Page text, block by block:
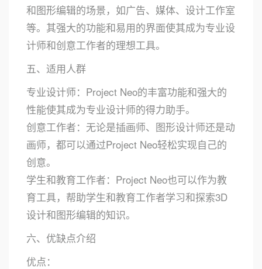
和图形编辑的场景，如广告、媒体、设计工作室
等。其强大的功能和易用的界面使其成为专业设
计师和创意工作者的理想工具。
五、适用人群
专业设计师：Project Neo的丰富功能和强大的
性能使其成为专业设计师的得力助手。
创意工作者：无论是插画师、图形设计师还是动
画师，都可以通过Project Neo轻松实现自己的
创意。
学生和教育工作者：Project Neo也可以作为教
育工具，帮助学生和教育工作者学习和探索3D
设计和图形编辑的知识。
六、优缺点介绍
优点：